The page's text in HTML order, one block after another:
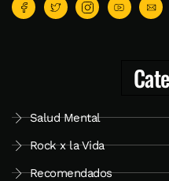
Salud Mental
Rock x la Vida
Recomendados